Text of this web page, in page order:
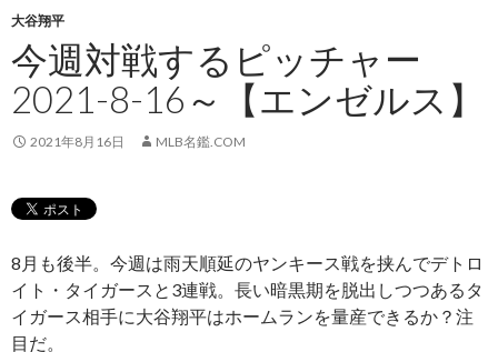
ン
へ
ス
キ
ッ
大谷翔平
今週対戦するピッチャー
2021-8-16～【エンゼルス】
2021年8月16日 MLB名鑑.COM
8月も後半。今週は雨天順延のヤンキース戦を挟んでデトロ
イト・タイガースと3連戦。長い暗黒期を脱出しつつあるタ
イガース相手に大谷翔平はホームランを量産できるか？注
目だ。